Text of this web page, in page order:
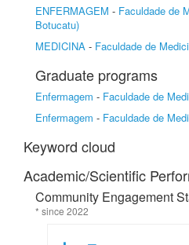
ENFERMAGEM - Faculdade de
Botucatu)
MEDICINA - Faculdade de
Graduate programs
Enfermagem - Faculdade de
Enfermagem - Faculdade de
Keyword cloud
Academic/Scientific
Community Engagement
* since 2022